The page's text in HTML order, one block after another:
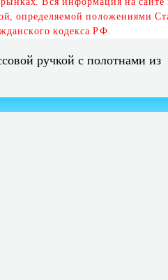
й, определяемой положениями Ст
жданского кодекса РФ.
ручкой с полотнами из